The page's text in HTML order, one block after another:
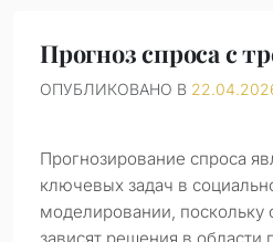
Прогноз спроса с
ОПУБЛИКОВАНО В
Прогнозирование спроса
ключевых задач в
моделировании, поскольку